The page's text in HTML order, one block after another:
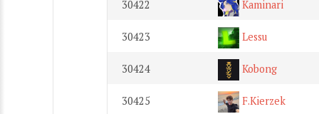
30422 Kaminari
30423 Lessu
30424 Kobong
30425 F.Kierzek